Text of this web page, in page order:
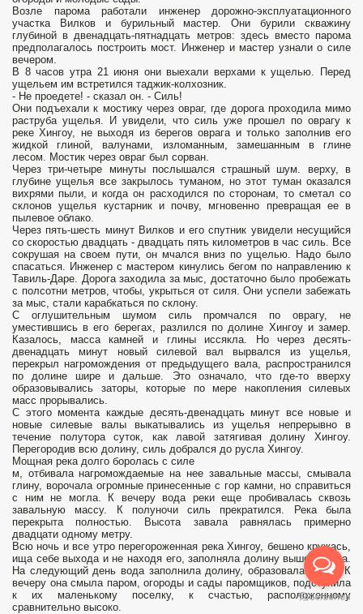
Возле парома работали инженер дорожно-эксплуатационного
участка Вилков и бурильный мастер. Они бурили скважину
глубиной в двенадцать-пятнадцать метров: здесь вместо парома
предполагалось построить мост. Инженер и мастер узнали о силе
вечером.
В 8 часов утра 21 июня они выехали верхами к ущелью. Перед
ущельем им встретился таджик-колхозник.
- Не проедете! - сказал он. - Силь!
Они подъехали к мостику через овраг, где дорога проходила мимо
раструба ущелья. И увидели, что силь уже прошел по оврагу к
реке Хингоу, не выходя из берегов оврага и только заполнив его
жидкой глиной, валунами, изломанным, замешанным в глине
лесом. Мостик через овраг был сорван.
Через три-четыре минуты послышался страшный шум. верху, в
глубине ущелья все закрылось туманом, но этот туман оказался
вихрями пыли, и когда он расходился по сторонам, то сметал со
склонов ущелья кустарник и почву, мгновенно превращая ее в
пылевое облако.
Через пять-шесть минут Вилков и его спутник увидели несущийся
со скоростью двадцать - двадцать пять километров в час силь. Все
сокрушая на своем пути, он мчался вниз по ущелью. Надо было
спасаться. Инженер с мастером кинулись бегом по направлению к
Тавиль-Даре. Дорога заходила за мыс, достаточно было пробежать
с полсотни метров, чтобы, укрыться от силя. Они успели забежать
за мыс, стали карабкаться по склону.
С оглушительным шумом силь промчался по оврагу, не
уместившись в его берегах, разлился по долине Хингоу и замер.
Казалось, масса камней и глины иссякла. Но через десять-
двенадцать минут новый силевой вал вырвался из ущелья,
перекрыл нагромождения от предыдущего вала, распространился
по долине шире и дальше. Это означало, что где-то вверху
образовывались заторы, которые по мере накопления силевых
масс прорывались.
С этого момента каждые десять-двенадцать минут все новые и
новые силевые валы выкатывались из ущелья непрерывно в
течение полутора суток, как лавой затягивая долину Хингоу.
Перегородив всю долину, силь добрался до русла Хингоу.
Мощная река долго боролась с силе
м, отбивала нагромождаемые на нее завальные массы, смывала
глину, ворочала огромные принесенные с гор камни, но справиться
с ним не могла. К вечеру вода реки еще пробивалась сквозь
завальную массу. К полуночи силь прекратился. Река была
перекрыта полностью. Высота завала равнялась примерно
двадцати одному метру.
Всю ночь и все утро перегороженная река Хингоу, бешено кружась,
ища себе выхода и не находя его, заполняла долину выше завала.
На следующий день вода заполнила долину, образовала озеро. К
вечеру она смыла паром, огороды и сады паромщиков, подступила
к их маленькому поселку, к счастью, расположенному
сравнительно высоко.